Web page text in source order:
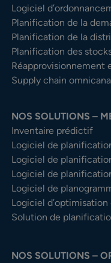
Logiciel
Planification de la
Planification de la
Planification des
Réapprovisionnement
Supply chain
NOS SOLUTIONS –
Inventaire prédictif
Logiciel de
Logiciel de
Logiciel de
Logiciel de
Logiciel d’optimisation
Solution de
NOS SOLUTIONS –